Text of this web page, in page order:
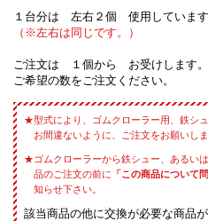
１台分は 左右２個 使用しています
（※左右は同じです。）
ご注文は １個から お受けします。
ご希望の数をご注文ください。
型式により、ゴムクローラー用、鉄シ
お間違ないように、ご注文をお願いしま
ゴムクローラーから鉄シュー、あるい
品のご注文の前に 「この商品について
知らせ下さい。
該当商品の他に交換が必要な商品